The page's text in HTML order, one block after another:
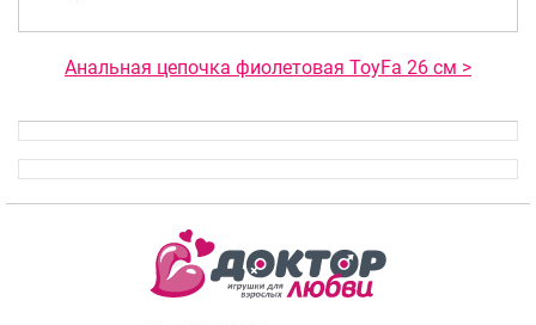
Анальная цепочка фиолетовая ToyFa 26 см >